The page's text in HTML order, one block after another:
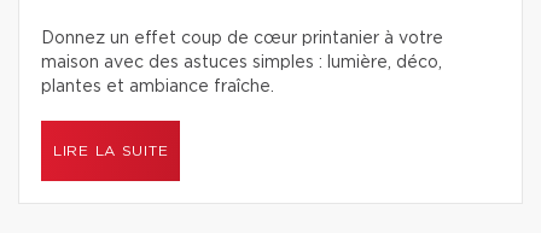
Donnez un effet coup de cœur printanier à votre
maison avec des astuces simples : lumière, déco,
plantes et ambiance fraîche.
LIRE LA SUITE